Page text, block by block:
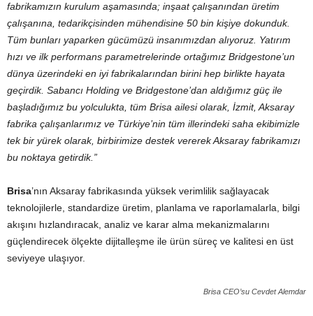
fabrikamızın kurulum aşamasında; inşaat çalışanından üretim
çalışanına, tedarikçisinden mühendisine 50 bin kişiye dokunduk.
Tüm bunları yaparken gücümüzü insanımızdan alıyoruz. Yatırım
hızı ve ilk performans parametrelerinde ortağımız Bridgestone’un
dünya üzerindeki en iyi fabrikalarından birini hep birlikte hayata
geçirdik. Sabancı Holding ve Bridgestone’dan aldığımız güç ile
başladığımız bu yolculukta, tüm Brisa ailesi olarak, İzmit, Aksaray
fabrika çalışanlarımız ve Türkiye’nin tüm illerindeki saha ekibimizle
tek bir yürek olarak, birbirimize destek vererek Aksaray fabrikamızı
bu noktaya getirdik.”
Brisa’nın Aksaray fabrikasında yüksek verimlilik sağlayacak
teknolojilerle, standardize üretim, planlama ve raporlamalarla, bilgi
akışını hızlandıracak, analiz ve karar alma mekanizmalarını
güçlendirecek ölçekte dijitalleşme ile ürün süreç ve kalitesi en üst
seviyeye ulaşıyor.
Brisa CEO’su Cevdet Alemdar